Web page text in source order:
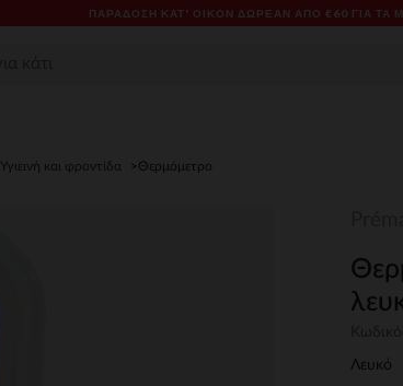
ΠΑΡΆΔΟΣΗ ΚΑΤ' ΟΊΚΟΝ ΔΩΡΕΑΝ ΑΠΌ €60 ΓΙΑ ΤΑ
Υγιεινή και φροντίδα Θερμόμετρο
Λευκό